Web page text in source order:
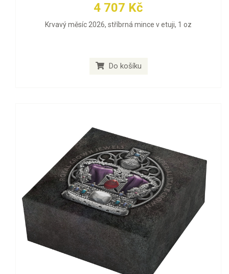
4 707 Kč
Krvavý měsíc 2026, stříbrná mince v etuji, 1 oz
Do košíku